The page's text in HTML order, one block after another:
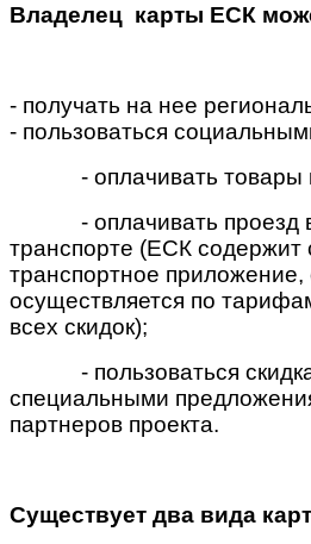
Владелец карты ЕСК
- получать на нее
- пользоваться
- оплачивать товары и
- оплачивать проезд в
транспорте (ЕСК содержит
транспортное приложение,
осуществляется по
всех скидок);
- пользоваться
специальными
партнеров проекта.
Существует два вида